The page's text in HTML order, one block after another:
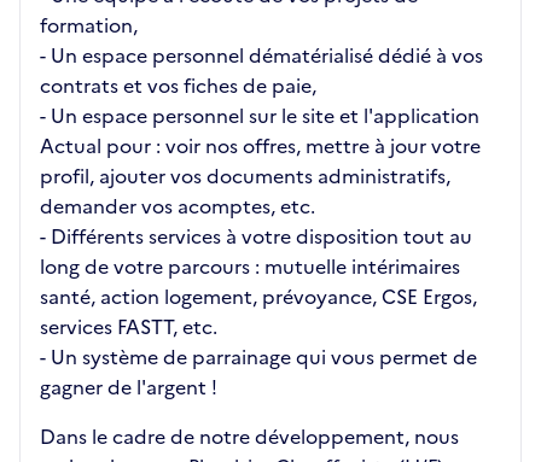
formation,
- Un espace personnel dématérialisé dédié à vos
contrats et vos fiches de paie,
- Un espace personnel sur le site et l'application
Actual pour : voir nos offres, mettre à jour votre
profil, ajouter vos documents administratifs,
demander vos acomptes, etc.
- Différents services à votre disposition tout au
long de votre parcours : mutuelle intérimaires
santé, action logement, prévoyance, CSE Ergos,
services FASTT, etc.
- Un système de parrainage qui vous permet de
gagner de l'argent !
Dans le cadre de notre développement, nous